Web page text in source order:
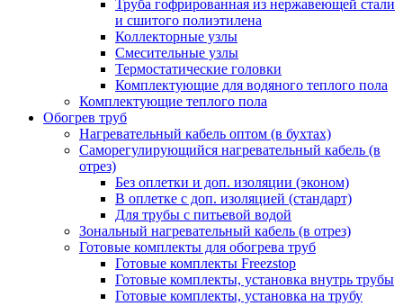
Труба гофрированная из нержавеющей стали
и сшитого полиэтилена
Коллекторные узлы
Смесительные узлы
Термостатические головки
Комплектующие для водяного теплого пола
Комплектующие теплого пола
Обогрев труб
Нагревательный кабель оптом (в бухтах)
Саморегулирующийся нагревательный кабель (в
отрез)
Без оплетки и доп. изоляции (эконом)
В оплетке с доп. изоляцией (стандарт)
Для трубы с питьевой водой
Зональный нагревательный кабель (в отрез)
Готовые комплекты для обогрева труб
Готовые комплекты Freezstop
Готовые комплекты, установка внутрь трубы
Готовые комплекты, установка на трубу